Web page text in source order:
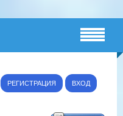
РЕГИСТРАЦИЯ ВХОД